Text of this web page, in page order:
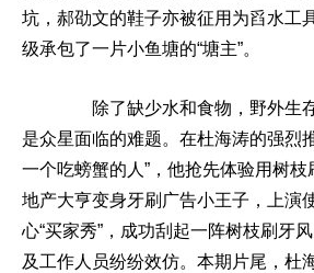
坑，郝劭文的鞋子亦被征用为舀水工
级承包了一片小鱼塘的“塘主”。
除了缺少水和食物，野外生
是众星面临的难题。在杜海涛的强烈
一个吃螃蟹的人”，他抢先体验用树
地产大亨变身牙刷广告小王子，上演
心“买家秀”，成功刮起一阵树枝刷牙
及工作人员纷纷效仿。本期片尾，杜